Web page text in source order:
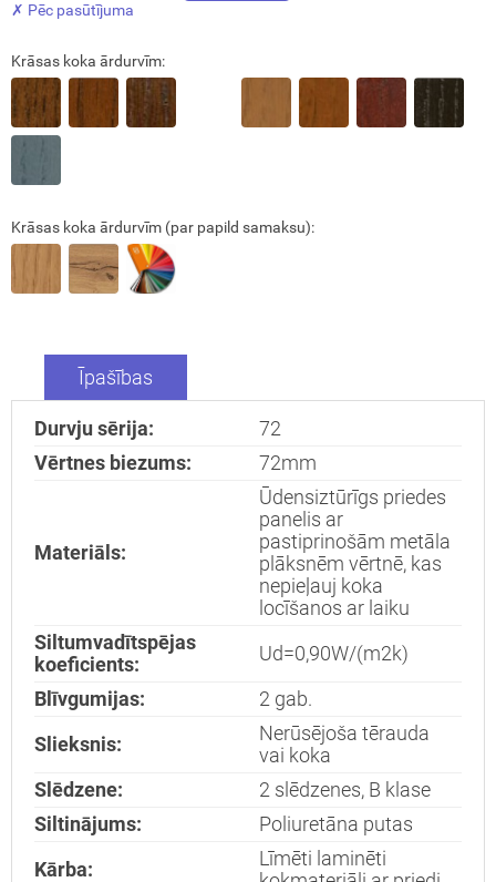
✗ Pēc pasūtījuma
Krāsas koka ārdurvīm:
Krāsas koka ārdurvīm (par papild samaksu):
Īpašības
Durvju sērija:
72
Vērtnes biezums:
72mm
Materiāls:
Ūdensiztūrīgs priedes
panelis ar
pastiprinošām metāla
plāksnēm vērtnē, kas
nepieļauj koka
locīšanos ar laiku
Siltumvadītspējas
koeficients:
Ud=0,90W/(m2k)
Blīvgumijas: 2 gab.
Slieksnis:
Nerūsējoša tērauda
vai koka
Slēdzene:
2 slēdzenes, B klase
Siltinājums:
Poliuretāna putas
Kārba:
Līmēti laminēti
Nosūtīt!
Aizvērt!